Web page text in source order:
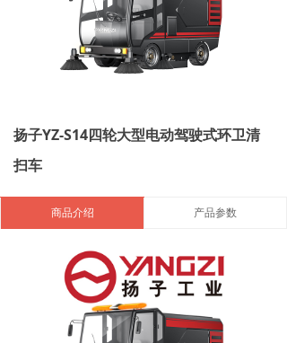
扬子YZ-S14四轮大型电动驾驶式环卫清
扫车
商品介绍 产品参数